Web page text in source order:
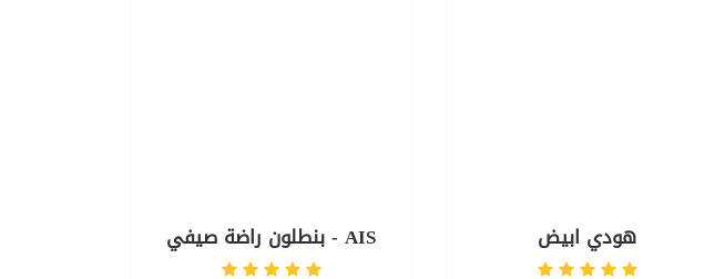
هودي ابيض AIS - بنطلون راضة صيفي